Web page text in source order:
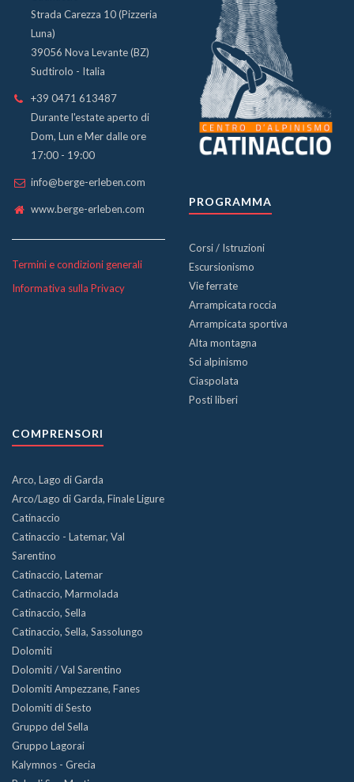
Strada Carezza 10 (Pizzeria
Luna)
39056 Nova Levante (BZ)
Sudtirolo - Italia
+39 0471 613487
Durante l'estate aperto di
Dom, Lun e Mer dalle ore
17:00 - 19:00
info@berge-erleben.com
www.berge-erleben.com
Termini e condizioni generali
Informativa sulla Privacy
PROGRAMMA
Corsi / Istruzioni
Escursionismo
Vie ferrate
Arrampicata roccia
Arrampicata sportiva
Alta montagna
Sci alpinismo
Ciaspolata
Posti liberi
COMPRENSORI
Arco, Lago di Garda
Arco/Lago di Garda, Finale Ligure
Catinaccio
Catinaccio - Latemar, Val
Sarentino
Catinaccio, Latemar
Catinaccio, Marmolada
Catinaccio, Sella
Catinaccio, Sella, Sassolungo
Dolomiti
Dolomiti / Val Sarentino
Dolomiti Ampezzane, Fanes
Dolomiti di Sesto
Gruppo del Sella
Gruppo Lagorai
Kalymnos - Grecia